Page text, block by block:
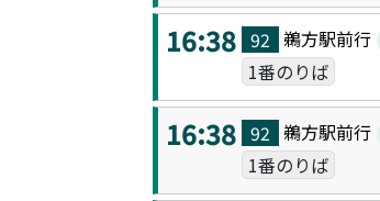
16:38 92 鵜方駅前行
1番のりば
16:38 92 鵜方駅前行
1番のりば